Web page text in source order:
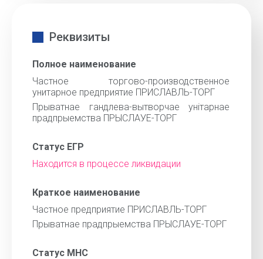
Реквизиты
Полное наименование
Частное торгово-производственное
унитарное предприятие ПРИСЛАВЛЬ-ТОРГ
Прыватнае гандлева-вытворчае унiтарнае
прадпрыемства ПРЫСЛАУЕ-ТОРГ
Статус ЕГР
Находится в процессе ликвидации
Краткое наименование
Частное предприятие ПРИСЛАВЛЬ-ТОРГ
Прыватнае прадпрыемства ПРЫСЛАУЕ-ТОРГ
Статус МНС